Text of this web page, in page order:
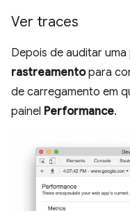
Ver traces
Depois de auditar uma
rastreamentopara
de carregamento em
painel Performance.